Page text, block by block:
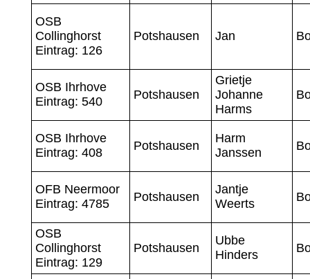
OSB
Collinghorst
Eintrag: 126
Potshausen Jan
OSB Ihrhove
Eintrag: 540
Potshausen
Grietje
Johanne
Harms
OSB Ihrhove
Eintrag: 408
Potshausen
Harm
Janssen
OFB Neermoor
Eintrag: 4785
Potshausen
Jantje
Weerts
OSB
Collinghorst
Eintrag: 129
Potshausen
Ubbe
Hinders